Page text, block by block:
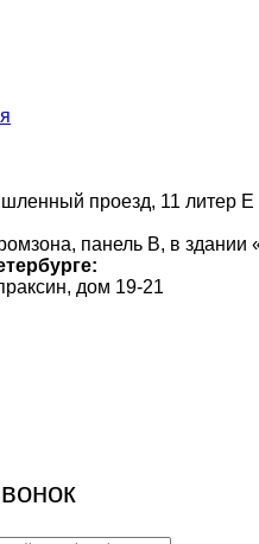
проезд, 11 литер Е
панель В, в
дом 19-21